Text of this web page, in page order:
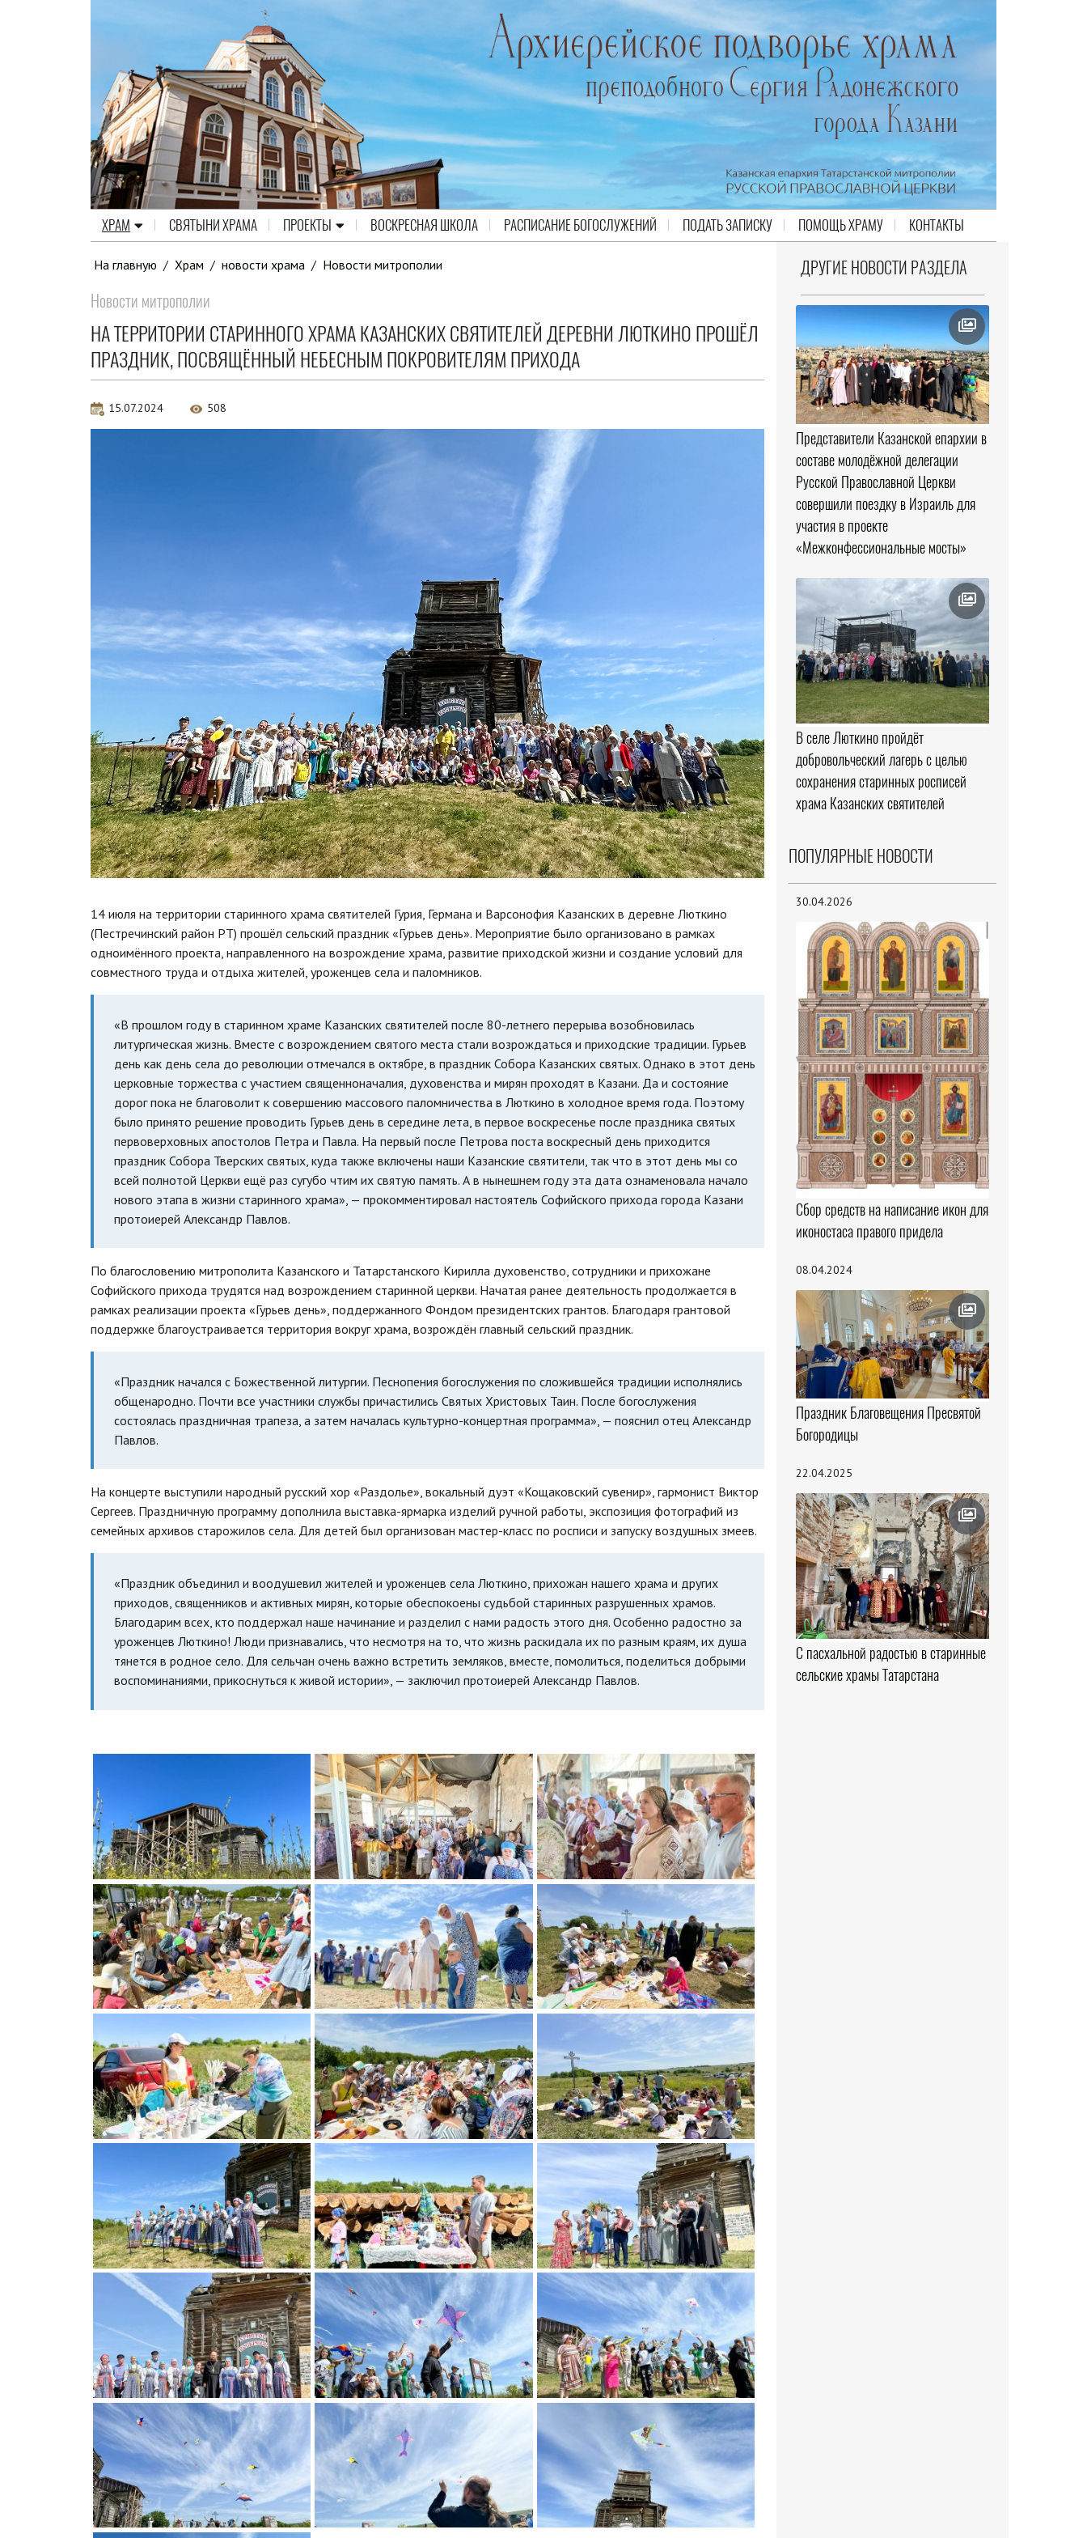
ХРАМ СВЯТЫНИ ХРАМА ПРОЕКТЫ ВОСКРЕСНАЯ ШКОЛА РАСПИСАНИЕ БОГОСЛУЖЕНИЙ ПОДАТЬ ЗАПИСКУ ПОМОЩЬ ХРАМУ КОНТАКТЫ
На главную / Храм / новости храма / Новости митрополии
Новости митрополии
НА ТЕРРИТОРИИ СТАРИННОГО ХРАМА КАЗАНСКИХ СВЯТИТЕЛЕЙ ДЕРЕВНИ ЛЮТКИНО ПРОШЁЛ
ПРАЗДНИК, ПОСВЯЩЁННЫЙ НЕБЕСНЫМ ПОКРОВИТЕЛЯМ ПРИХОДА
15.07.2024 508
14 июля на территории старинного храма святителей Гурия, Германа и Варсонофия Казанских в деревне Люткино
(Пестречинский район РТ) прошёл сельский праздник «Гурьев день». Мероприятие было организовано в рамках
одноимённого проекта, направленного на возрождение храма, развитие приходской жизни и создание условий для
совместного труда и отдыха жителей, уроженцев села и паломников.
«В прошлом году в старинном храме Казанских святителей после 80-летнего перерыва возобновилась
литургическая жизнь. Вместе с возрождением святого места стали возрождаться и приходские традиции. Гурьев
день как день села до революции отмечался в октябре, в праздник Собора Казанских святых. Однако в этот день
церковные торжества с участием священноначалия, духовенства и мирян проходят в Казани. Да и состояние
дорог пока не благоволит к совершению массового паломничества в Люткино в холодное время года. Поэтому
было принято решение проводить Гурьев день в середине лета, в первое воскресенье после праздника святых
первоверховных апостолов Петра и Павла. На первый после Петрова поста воскресный день приходится
праздник Собора Тверских святых, куда также включены наши Казанские святители, так что в этот день мы со
всей полнотой Церкви ещё раз сугубо чтим их святую память. А в нынешнем году эта дата ознаменовала начало
нового этапа в жизни старинного храма», — прокомментировал настоятель Софийского прихода города Казани
протоиерей Александр Павлов.
По благословению митрополита Казанского и Татарстанского Кирилла духовенство, сотрудники и прихожане
Софийского прихода трудятся над возрождением старинной церкви. Начатая ранее деятельность продолжается в
рамках реализации проекта «Гурьев день», поддержанного Фондом президентских грантов. Благодаря грантовой
поддержке благоустраивается территория вокруг храма, возрождён главный сельский праздник.
«Праздник начался с Божественной литургии. Песнопения богослужения по сложившейся традиции исполнялись
общенародно. Почти все участники службы причастились Святых Христовых Таин. После богослужения
состоялась праздничная трапеза, а затем началась культурно-концертная программа», — пояснил отец Александр
Павлов.
На концерте выступили народный русский хор «Раздолье», вокальный дуэт «Кощаковский сувенир», гармонист Виктор
Сергеев. Праздничную программу дополнила выставка-ярмарка изделий ручной работы, экспозиция фотографий из
семейных архивов старожилов села. Для детей был организован мастер-класс по росписи и запуску воздушных змеев.
«Праздник объединил и воодушевил жителей и уроженцев села Люткино, прихожан нашего храма и других
приходов, священников и активных мирян, которые обеспокоены судьбой старинных разрушенных храмов.
Благодарим всех, кто поддержал наше начинание и разделил с нами радость этого дня. Особенно радостно за
уроженцев Люткино! Люди признавались, что несмотря на то, что жизнь раскидала их по разным краям, их душа
тянется в родное село. Для сельчан очень важно встретить земляков, вместе, помолиться, поделиться добрыми
воспоминаниями, прикоснуться к живой истории», — заключил протоиерей Александр Павлов.
ДРУГИЕ НОВОСТИ РАЗДЕЛА
Представители Казанской епархии в
составе молодёжной делегации
Русской Православной Церкви
совершили поездку в Израиль для
участия в проекте
«Межконфессиональные мосты»
В селе Люткино пройдёт
добровольческий лагерь с целью
сохранения старинных росписей
храма Казанских святителей
ПОПУЛЯРНЫЕ НОВОСТИ
30.04.2026
Сбор средств на написание икон для
иконостаса правого придела
08.04.2024
Праздник Благовещения Пресвятой
Богородицы
22.04.2025
С пасхальной радостью в старинные
сельские храмы Татарстана